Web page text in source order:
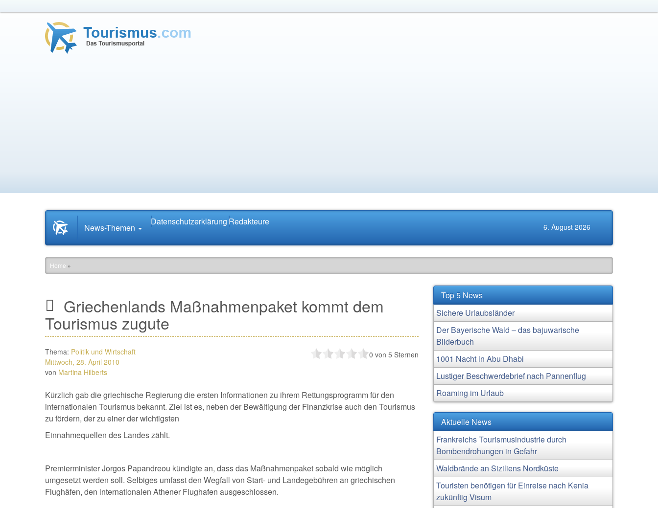
Startseite
News.Tourismus.com
News-Themen
Datenschutzerklärung Redakteure 6. August 2026
Home »
Griechenlands Maßnahmenpaket kommt dem
Tourismus zugute
Thema: Politik und Wirtschaft
Mittwoch, 28. April 2010
von Martina Hilberts
0 von 5 Sternen
Kürzlich gab die griechische Regierung die ersten Informationen zu ihrem Rettungsprogramm für den
internationalen Tourismus bekannt. Ziel ist es, neben der Bewältigung der Finanzkrise auch den Tourismus
zu fördern, der zu einer der wichtigsten
Einnahmequellen des Landes zählt.
Premierminister Jorgos Papandreou kündigte an, dass das Maßnahmenpaket sobald wie möglich
umgesetzt werden soll. Selbiges umfasst den Wegfall von Start- und Landegebühren an griechischen
Flughäfen, den internationalen Athener Flughafen ausgeschlossen.
Top 5 News
Sichere Urlaubsländer
Der Bayerische Wald – das bajuwarische
Bilderbuch
1001 Nacht in Abu Dhabi
Lustiger Beschwerdebrief nach Pannenflug
Roaming im Urlaub
Aktuelle News
Frankreichs Tourismusindustrie durch
Bombendrohungen in Gefahr
Waldbrände an Siziliens Nordküste
Touristen benötigen für Einreise nach Kenia
zukünftig Visum